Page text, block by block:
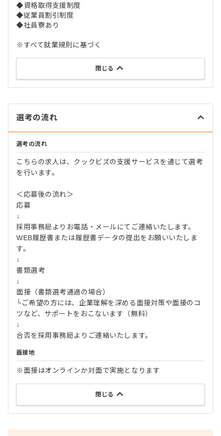
◆資格取得支援制度
◆従業員割引制度
◆社員寮あり
※すべて就業規則に基づく
閉じる
選考の流れ
選考の流れ
こちらの求人は、クックビズの支援サービスを通じて選考
を行います。
＜応募後の流れ＞
応募
↓
採用事務局よりお電話・メールにてご連絡いたします。
WEB履歴書または履歴書データの提出をお願いいたしま
す。
↓
書類選考
↓
面接（書類選考通過の場合）
└ご希望の方には、企業理解を深める面接対策や面接のコ
ツなど、サポートをおこないます（無料）
↓
合否を採用事務局よりご連絡いたします。
面接地
※面接はオンラインか対面で実施となります
閉じる